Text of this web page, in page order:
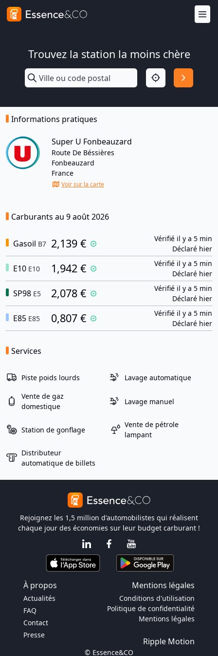
Trouvez la station la moins chère
Informations pratiques
Super U Fonbeauzard
Route De Béssières
Fonbeauzard
France
Voir sur la carte
Carburants au 9 août 2026
Gasoil B7 2,139 €
Vérifié il y a 5 min
Déclaré hier
E10 E10 1,942 €
Vérifié il y a 5 min
Déclaré hier
SP98 E5 2,078 €
Vérifié il y a 5 min
Déclaré hier
E85 E85 0,807 €
Vérifié il y a 5 min
Déclaré hier
Services
Piste poids lourds Lavage automatique
Vente de gaz
domestique
Lavage manuel
Station de gonflage
Vente de pétrole
lampant
Distributeur
automatique de billets
Rejoignez les 1,5 million d'automobilistes qui réalisent
chaque jour des économies sur leur budget carburant !
À propos Mentions légales
Actualités
FAQ
Contact
Presse
Conditions d'utilisation
Politique de confidentialité
Mentions légales
Ripple Motion
© Essence&CO